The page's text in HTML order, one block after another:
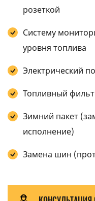
розеткой
Систему
уровня топлива
Электрический
Топливный
Зимний пакет
исполнение)
Замена шин